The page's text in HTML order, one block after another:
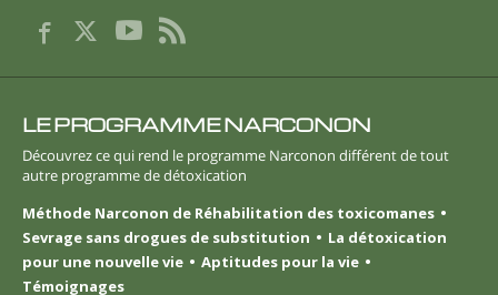
LE PROGRAMME NARCONON
Découvrez ce qui rend le programme Narconon différent de tout
autre programme de détoxication
Méthode Narconon de Réhabilitation des toxicomanes
Sevrage sans drogues de substitution
La détoxication
pour une nouvelle vie
Aptitudes pour la vie
Témoignages